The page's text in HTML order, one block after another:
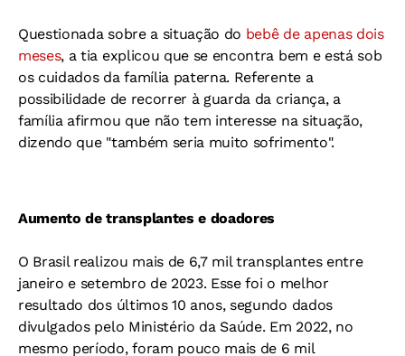
Questionada sobre a situação do bebê de apenas dois
meses, a tia explicou que se encontra bem e está sob
os cuidados da família paterna. Referente a
possibilidade de recorrer à guarda da criança, a
família afirmou que não tem interesse na situação,
dizendo que "também seria muito sofrimento".
Aumento de transplantes e doadores
O Brasil realizou mais de 6,7 mil transplantes entre
janeiro e setembro de 2023. Esse foi o melhor
resultado dos últimos 10 anos, segundo dados
divulgados pelo Ministério da Saúde. Em 2022, no
mesmo período, foram pouco mais de 6 mil